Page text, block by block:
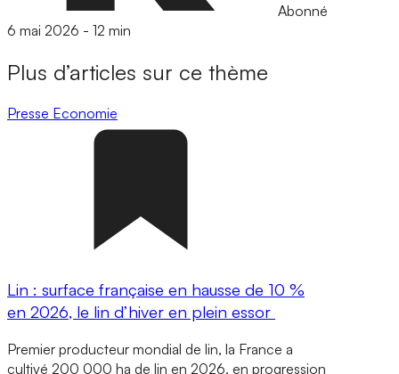
Abonné
6 mai 2026 - 12 min
Plus d’articles sur ce thème
Presse Economie
Lin : surface française en hausse de 10 %
en 2026, le lin d’hiver en plein essor
Premier producteur mondial de lin, la France a
cultivé 200 000 ha de lin en 2026, en progression